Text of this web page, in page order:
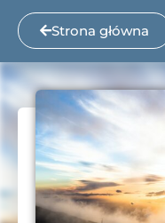
Strona główna